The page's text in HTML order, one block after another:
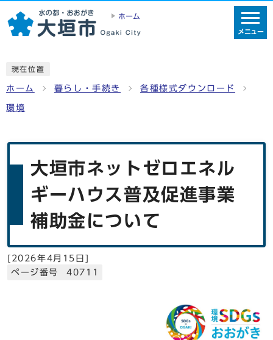
ホーム
メニュー
現在位置
ホーム 暮らし・手続き 各種様式ダウンロード
環境
大垣市ネットゼロエネル
ギーハウス普及促進事業
補助金について
[ 2026年4月15日 ]
ページ番号 40711